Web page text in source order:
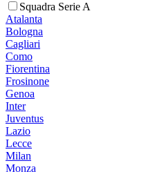
Squadra Serie A
Atalanta
Bologna
Cagliari
Como
Fiorentina
Frosinone
Genoa
Inter
Juventus
Lazio
Lecce
Milan
Monza